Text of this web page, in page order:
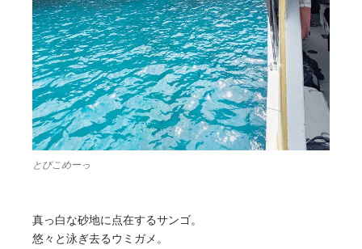
とびこめーっ
真っ白な砂地に点在するサンゴ。
悠々と泳ぎ去るウミガメ。